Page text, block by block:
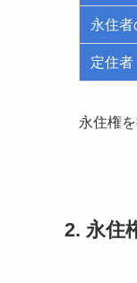
永住
定住者
永住権
2. 永住